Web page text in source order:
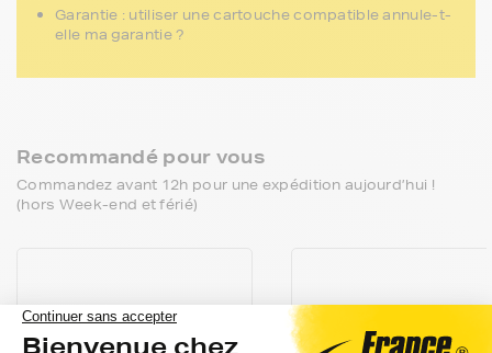
Recommandé pour vous
Commandez avant 12h pour une expédition aujourd’hui !
(hors Week-end et férié)
Garantie : utiliser une cartouche compatible annule-t-
elle ma garantie ?